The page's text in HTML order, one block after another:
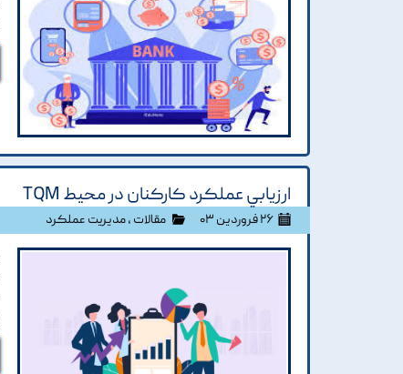
ارزيابي عملکرد کارکنان در محيط TQM
۲۶ فروردین ۰۳ مقالات ،مدیریت عملکرد